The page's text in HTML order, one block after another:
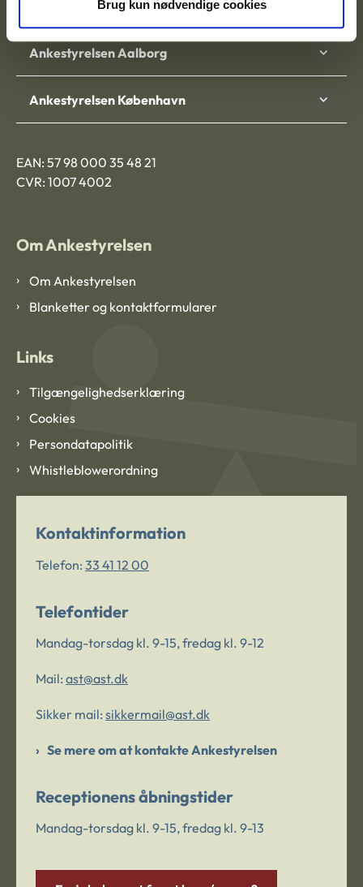
Brug kun nødvendige cookies
Ankestyrelsen Aalborg
Ankestyrelsen København
EAN: 57 98 000 35 48 21
CVR: 1007 4002
Om Ankestyrelsen
Om Ankestyrelsen
Blanketter og kontaktformularer
Links
Tilgængelighedserklæring
Cookies
Persondatapolitik
Whistleblowerordning
Kontaktinformation
Telefon: 33 41 12 00
Telefontider
Mandag-torsdag kl. 9-15, fredag kl. 9-12
Mail: ast@ast.dk
Sikker mail: sikkermail@ast.dk
Se mere om at kontakte Ankestyrelsen
Receptionens åbningstider
Mandag-torsdag kl. 9-15, fredag kl. 9-13